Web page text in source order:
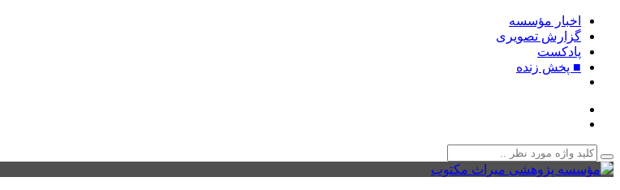
اخبار مؤسسه
گزارش تصویری
پادکست‌
■ پخش زنده